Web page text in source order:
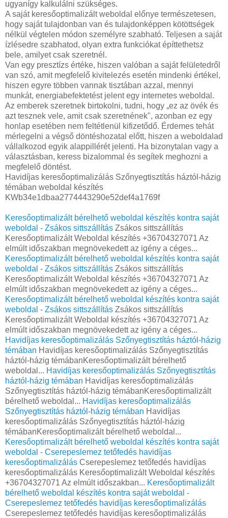
ugyanígy kalkulálni szükséges.
A saját keresőoptimalizált weboldal előnye természetesen,
hogy saját tulajdonban van és tulajdonképpen kötöttségek
nélkül végtelen módon személyre szabható. Teljesen a saját
ízlésedre szabhatod, olyan extra funkciókat építtethetsz
bele, amilyet csak szeretnél.
Van egy presztízs értéke, hiszen valóban a saját felületedről
van szó, amit megfelelő kivitelezés esetén mindenki értékel,
hiszen egyre többen vannak tisztában azzal, mennyi
munkát, energiabefektetést jelent egy internetes weboldal.
Az emberek szeretnek birtokolni, tudni, hogy „ez az övék és
azt tesznek vele, amit csak szeretnének", azonban ez egy
honlap esetében nem feltétlenül kifizetődő. Érdemes tehát
mérlegelni a végső döntéshozatal előtt, hiszen a weboldalad
vállalkozod egyik alappillérét jelenti. Ha bizonytalan vagy a
választásban, keress bizalommal és segítek meghozni a
megfelelő döntést.
Havidíjas keresőoptimalizálás Szőnyegtisztítás háztól-házig
témában weboldal készítés
KWb34e1dbaa2774443290e52def4a1769f
Keresőoptimalizált bérelhető weboldal készítés kontra saját
weboldal - Zsákos sittszállítás Zsákos sittszállítás
Keresőoptimalizált Weboldal készítés +36704327071 Az
elmúlt időszakban megnövekedett az igény a céges...
Keresőoptimalizált bérelhető weboldal készítés kontra saját
weboldal - Zsákos sittszállítás Zsákos sittszállítás
Keresőoptimalizált Weboldal készítés +36704327071 Az
elmúlt időszakban megnövekedett az igény a céges...
Keresőoptimalizált bérelhető weboldal készítés kontra saját
weboldal - Zsákos sittszállítás Zsákos sittszállítás
Keresőoptimalizált Weboldal készítés +36704327071 Az
elmúlt időszakban megnövekedett az igény a céges...
Havidíjas keresőoptimalizálás Szőnyegtisztítás háztól-házig
témában Havidíjas keresőoptimalizálás Szőnyegtisztítás
háztól-házig témábanKeresőoptimalizált bérelhető
weboldal... Havidíjas keresőoptimalizálás Szőnyegtisztítás
háztól-házig témában Havidíjas keresőoptimalizálás
Szőnyegtisztítás háztól-házig témábanKeresőoptimalizált
bérelhető weboldal... Havidíjas keresőoptimalizálás
Szőnyegtisztítás háztól-házig témában Havidíjas
keresőoptimalizálás Szőnyegtisztítás háztól-házig
témábanKeresőoptimalizált bérelhető weboldal...
Keresőoptimalizált bérelhető weboldal készítés kontra saját
weboldal - Cserepeslemez tetőfedés havidíjas
keresőoptimalizálás Cserepeslemez tetőfedés havidíjas
keresőoptimalizálás Keresőoptimalizált Weboldal készítés
+36704327071 Az elmúlt időszakban... Keresőoptimalizált
bérelhető weboldal készítés kontra saját weboldal -
Cserepeslemez tetőfedés havidíjas keresőoptimalizálás
Cserepeslemez tetőfedés havidíjas keresőoptimalizálás